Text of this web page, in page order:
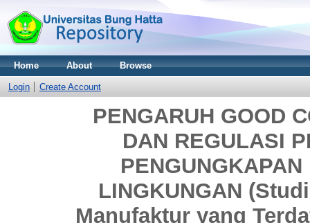
Home About Browse
Login Create Account
PENGARUH GOOD
DAN REGULASI
LINGKUNGAN
Manufaktur yang